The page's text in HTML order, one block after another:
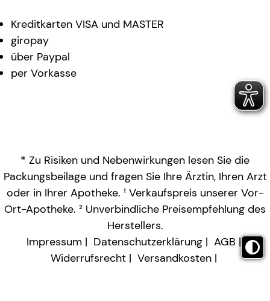
Kreditkarten VISA und MASTER
giropay
über Paypal
per Vorkasse
* Zu Risiken und Nebenwirkungen lesen Sie die
Packungsbeilage und fragen Sie Ihre Ärztin, Ihren Arzt
oder in Ihrer Apotheke. ¹ Verkaufspreis unserer Vor-
Ort-Apotheke. ² Unverbindliche Preisempfehlung des
Herstellers.
Impressum
Datenschutzerklärung
AGB
Widerrufsrecht
Versandkosten